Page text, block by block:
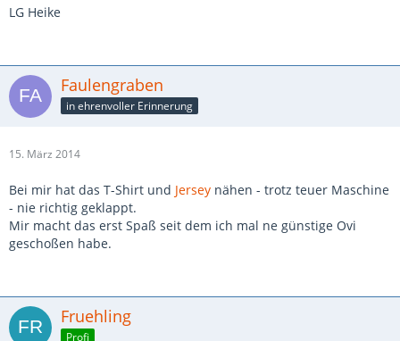
LG Heike
Faulengraben
in ehrenvoller Erinnerung
15. März 2014
Bei mir hat das T-Shirt und Jersey nähen - trotz teuer Maschine
- nie richtig geklappt.
Mir macht das erst Spaß seit dem ich mal ne günstige Ovi
geschoßen habe.
Fruehling
Profi